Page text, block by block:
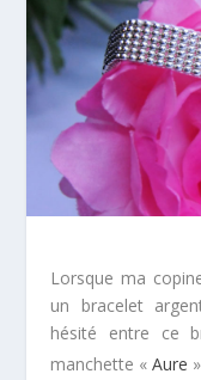
Lorsque ma
un bracelet
hésité entre ce
manchette «Aure